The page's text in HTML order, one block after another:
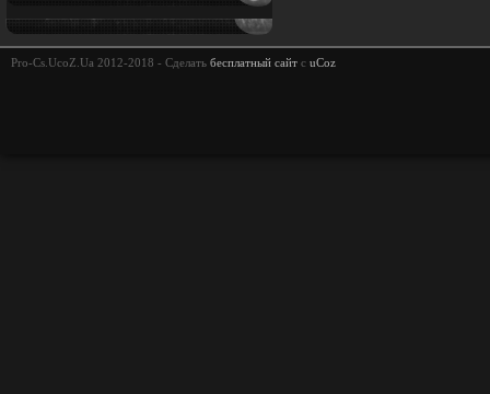
Pro-Cs.UcoZ.Ua 2012-2018 - Сделать бесплатный сайт с uCoz